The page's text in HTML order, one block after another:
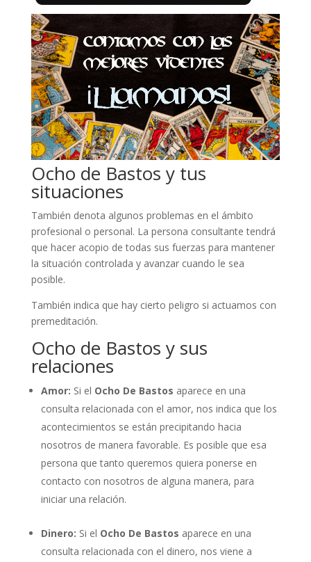
Ocho de Bastos y tus
situaciones
También denota algunos problemas en el ámbito
profesional o personal. La persona consultante tendrá
que hacer acopio de todas sus fuerzas para mantener
la situación controlada y avanzar cuando le sea
posible.
También indica que hay cierto peligro si actuamos con
premeditación.
Ocho de Bastos y sus
relaciones
Amor: Si el Ocho De Bastos aparece en una
consulta relacionada con el amor, nos indica que los
acontecimientos se están precipitando hacia
nosotros de manera favorable. Es posible que esa
persona que tanto queremos quiera ponerse en
contacto con nosotros de alguna manera, para
iniciar una relación.
Dinero: Si el Ocho De Bastos aparece en una
consulta relacionada con el dinero, nos viene a